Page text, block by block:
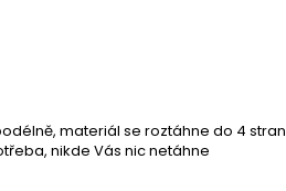
materiál se roztáhne do 4 stran
nikde Vás nic netáhne